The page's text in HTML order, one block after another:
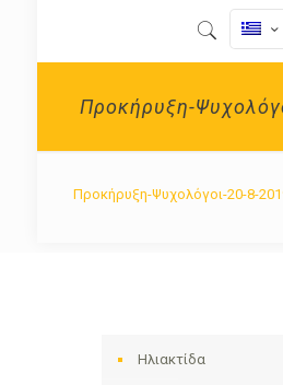
Προκήρυξη-
Προκήρυξη-Ψυχολόγοι-20-8-
Ηλιακτίδα